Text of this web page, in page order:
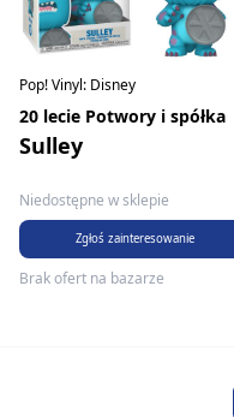
Pop! Vinyl: Disney
20 lecie Potwory i spółka
Sulley
Niedostępne w sklepie
Zgłoś zainteresowanie
Brak ofert na bazarze